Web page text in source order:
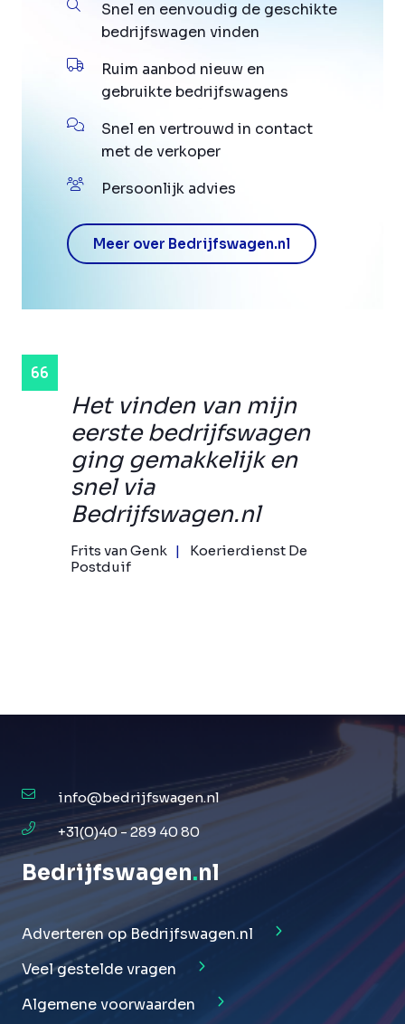
Het vinden van mijn
eerste bedrijfswagen
ging gemakkelijk en
snel via
Bedrijfswagen.nl
Frits van Genk
Koerierdienst De
Postduif
Snel en eenvoudig de geschikte
bedrijfswagen vinden
Ruim aanbod nieuw en
gebruikte bedrijfswagens
Snel en vertrouwd in contact
met de verkoper
Persoonlijk advies
Meer over Bedrijfswagen.nl
info@bedrijfswagen.nl
+31(0)40 - 289 40 80
Bedrijfswagen.nl
Adverteren op Bedrijfswagen.nl
Veel gestelde vragen
Algemene voorwaarden